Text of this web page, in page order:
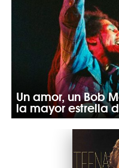
Un amor, un Bob
la mayor estrella